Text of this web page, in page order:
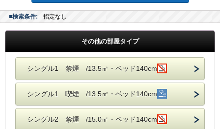
■検索条件: 指定なし
その他の部屋タイプ
シングル1 禁煙 /13.5㎡・ベッド140cm
シングル1 喫煙 /13.5㎡・ベッド140cm
シングル2 禁煙 /15.0㎡・ベッド140cm